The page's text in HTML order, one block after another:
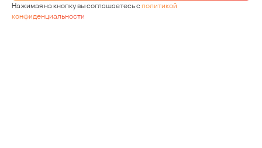
Нажимая на кнопку вы соглашаетесь сполитикой
конфиденциальности